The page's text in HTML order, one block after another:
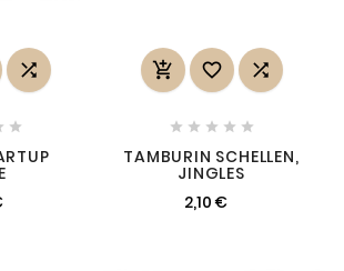


  
    
TAMBURIN SCHELLEN,
JINGLES
2,10 €